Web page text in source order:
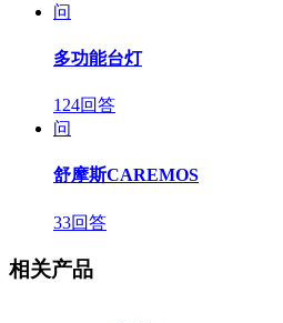
问
多功能台灯
124回答
问
舒摩斯CAREMOS
33回答
相关产品